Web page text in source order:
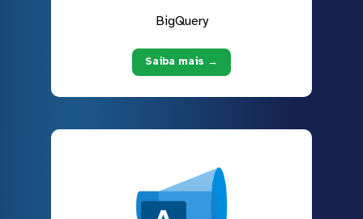
BigQuery
Saiba mais →